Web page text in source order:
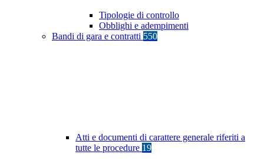
Tipologie di controllo
Obblighi e adempimenti
Bandi di gara e contratti 550
Atti e documenti di carattere generale riferiti a
tutte le procedure 19